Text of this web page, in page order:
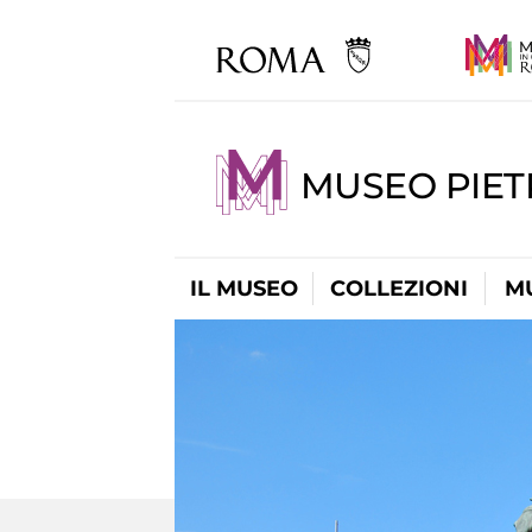
MUSEO
IL MUSEO COLLEZIONI